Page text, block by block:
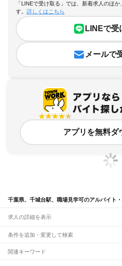
「LINEで受け取る」では、新着求人のほ
す。 詳しくはこちら
LINEで受
メールで
アプリを無料ダ
千葉県、千城台駅、職場見学可のアルバイト
求人の詳細を表示
条件を追加・変更して検索
市区町村を追加・変更
関連キーワード